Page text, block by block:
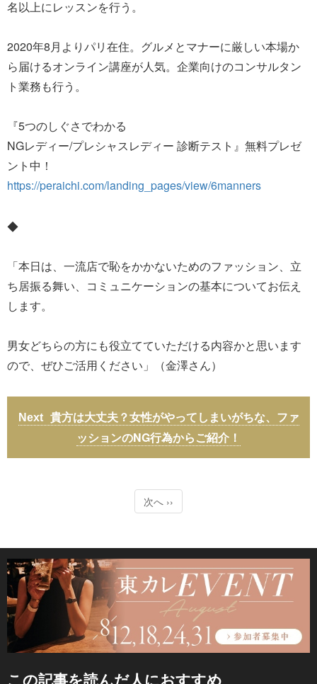
名以上にレッスンを行う。
2020年8月よりパリ在住。グルメとマナーに厳しい本場か
ら届けるオンライン講座が人気。企業向けのコンサルタン
ト業務も行う。
『5つのしぐさでわかる
NGレディー/プレシャスレディー 診断テスト』無料プレゼ
ント中！
https://peraichi.com/landing_pages/view/6manners
◆
「本日は、一流店で恥をかかないためのファッション、立
ち居振る舞い、コミュニケーションの基本についてお伝え
します。
男女どちらの方にも役立てていただける内容かと思います
ので、ぜひご活用ください」（金澤さん）
貴方は大丈夫？女性がやってしまいがちな、ファ
ッションのNG行為からご紹介！
次へ ››
この記事を読んだ人におすすめ